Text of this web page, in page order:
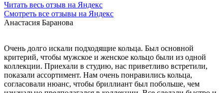
Читать весь отзыв на Яндекс
Смотреть все отзывы на Яндекс
Анастасия Баранова
Очень долго искали подходящие кольца. Был основной
критерий, чтобы мужское и женское кольцо были из одной
коллекции. Приехали в студию, нас приветливо встретили,
показали ассортимент. Нам очень понравились кольца,
согласовали нюанс, чтобы бриллиант был побольше, чем